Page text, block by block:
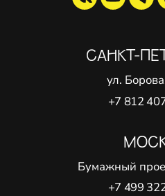
САНКТ-
ул.
+7 812
Бумажный
+7 499